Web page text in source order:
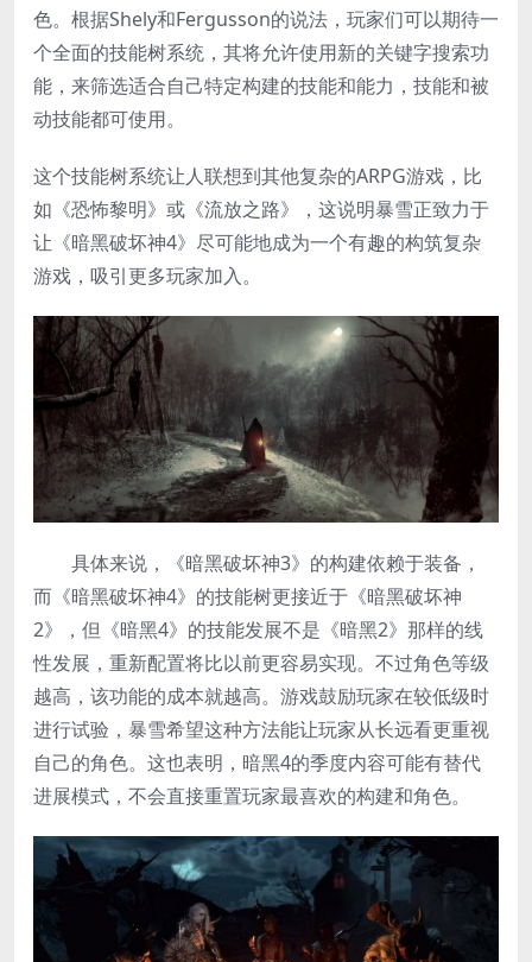
色。根据Shely和Fergusson的说法，玩家们可以期待一
个全面的技能树系统，其将允许使用新的关键字搜索功
能，来筛选适合自己特定构建的技能和能力，技能和被
动技能都可使用。
这个技能树系统让人联想到其他复杂的ARPG游戏，比
如《恐怖黎明》或《流放之路》，这说明暴雪正致力于
让《暗黑破坏神4》尽可能地成为一个有趣的构筑复杂
游戏，吸引更多玩家加入。
具体来说，《暗黑破坏神3》的构建依赖于装备，
而《暗黑破坏神4》的技能树更接近于《暗黑破坏神
2》，但《暗黑4》的技能发展不是《暗黑2》那样的线
性发展，重新配置将比以前更容易实现。不过角色等级
越高，该功能的成本就越高。游戏鼓励玩家在较低级时
进行试验，暴雪希望这种方法能让玩家从长远看更重视
自己的角色。这也表明，暗黑4的季度内容可能有替代
进展模式，不会直接重置玩家最喜欢的构建和角色。